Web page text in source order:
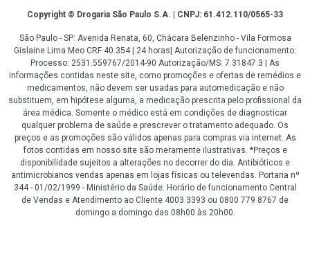
CopyrightCopyright © Drogaria São Paulo S.A. | CNPJ: 61.412.110/0565-33
São Paulo - SP: Avenida Renata, 60, Chácara Belenzinho - Vila Formosa
Gislaine Lima Meo CRF 40.354 | 24 horas| Autorização de funcionamento:
Processo: 2531.559767/2014-90 Autorização/MS: 7.31847.3 | As
informações contidas neste site, como promoções e ofertas de remédios e
medicamentos, não devem ser usadas para automedicação e não
substituem, em hipótese alguma, a medicação prescrita pelo profissional da
área médica. Somente o médico está em condições de diagnosticar
qualquer problema de saúde e prescrever o tratamento adequado. Os
preços e as promoções são válidos apenas para compras via internet. As
fotos contidas em nosso site são meramente ilustrativas. *Preços e
disponibilidade sujeitos a alterações no decorrer do dia. Antibióticos e
antimicrobianos vendas apenas em lojas físicas ou televendas. Portaria nº
344 - 01/02/1999 - Ministério da Saúde. Horário de funcionamento Central
de Vendas e Atendimento ao Cliente 4003 3393 ou 0800 779 8767 de
domingo a domingo das 08h00 às 20h00.